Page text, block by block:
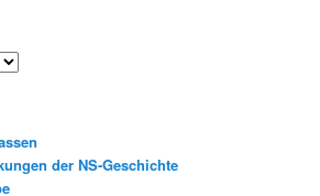
der NS-Geschichte